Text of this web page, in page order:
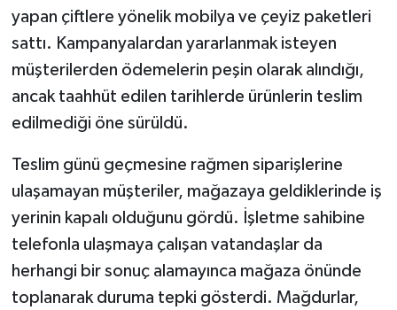
yapan çiftlere yönelik mobilya ve çeyiz paketleri
sattı. Kampanyalardan yararlanmak isteyen
müşterilerden ödemelerin peşin olarak alındığı,
ancak taahhüt edilen tarihlerde ürünlerin teslim
edilmediği öne sürüldü.
Teslim günü geçmesine rağmen siparişlerine
ulaşamayan müşteriler, mağazaya geldiklerinde iş
yerinin kapalı olduğunu gördü. İşletme sahibine
telefonla ulaşmaya çalışan vatandaşlar da
herhangi bir sonuç alamayınca mağaza önünde
toplanarak duruma tepki gösterdi. Mağdurlar,